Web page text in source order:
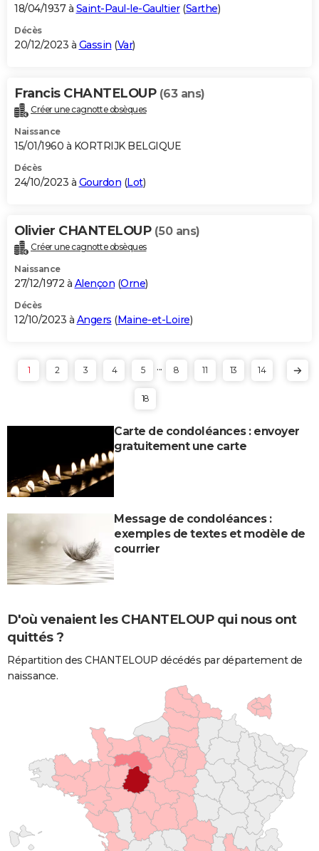
18/04/1937 à Saint-Paul-le-Gaultier(Sarthe)
Décès
20/12/2023 à Gassin (Var)
Francis CHANTELOUP (63 ans)
Créer une cagnotte obsèques
Naissance
15/01/1960 à KORTRIJK BELGIQUE
Décès
24/10/2023 à Gourdon (Lot)
Olivier CHANTELOUP (50 ans)
Créer une cagnotte obsèques
Naissance
27/12/1972 à Alençon (Orne)
Décès
12/10/2023 à Angers (Maine-et-Loire)
1 2 3 4 5 ... 8 11 13 14
18
Carte de condoléances : envoyer
gratuitement une carte
Message de condoléances :
exemples de textes et modèle de
courrier
D'où venaient les CHANTELOUP qui nous ont
quittés ?
Répartition des CHANTELOUP décédés par département de
naissance.